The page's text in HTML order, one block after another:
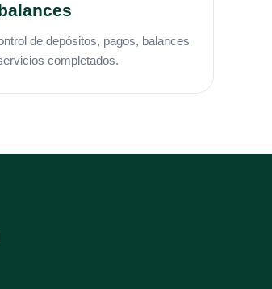
de depósitos, pagos, balances
completados.